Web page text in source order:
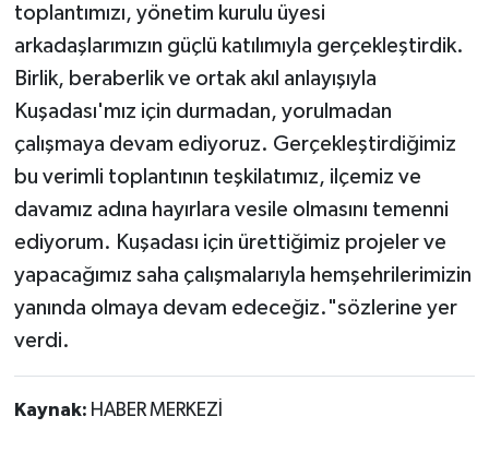
toplantımızı, yönetim kurulu üyesi
arkadaşlarımızın güçlü katılımıyla gerçekleştirdik.
Birlik, beraberlik ve ortak akıl anlayışıyla
Kuşadası'mız için durmadan, yorulmadan
çalışmaya devam ediyoruz. Gerçekleştirdiğimiz
bu verimli toplantının teşkilatımız, ilçemiz ve
davamız adına hayırlara vesile olmasını temenni
ediyorum. Kuşadası için ürettiğimiz projeler ve
yapacağımız saha çalışmalarıyla hemşehrilerimizin
yanında olmaya devam edeceğiz."sözlerine yer
verdi. ​
Kaynak: HABER MERKEZİ